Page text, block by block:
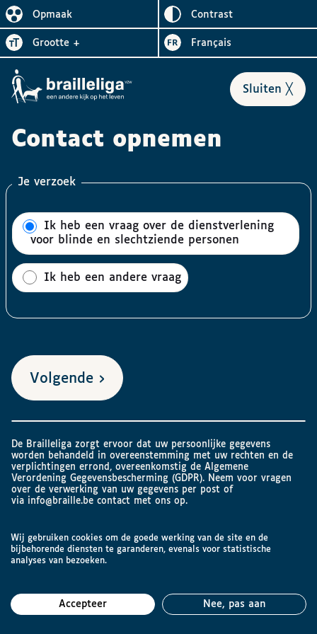
Opmaak
De lay-out vereenvoudigen
Omgekeerd
contrast
Letter
grootte vergroten
+ Visiter le site en
Français
Formulier
sluiten ╳
Contact opnemen
Je verzoek
voor blinde en slechtziende personen
Ik heb een andere vraag
Volgende
De Brailleliga zorgt ervoor dat uw persoonlijke gegevens
worden behandeld in overeenstemming met uw rechten en de
verplichtingen errond, overeenkomstig de Algemene
Verordening Gegevensbescherming (GDPR). Neem voor vragen
over de verwerking van uw gegevens per post of
via info@braille.be contact met ons op.
Wij gebruiken cookies om de goede werking van de site en de
bijbehorende diensten te garanderen, evenals voor statistische
analyses van bezoeken.
Accepteer Nee, pas aan